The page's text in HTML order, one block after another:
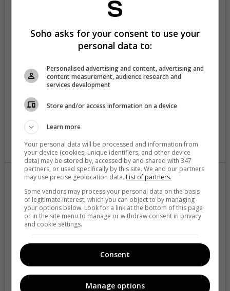
A post shared by ANDREA VALDIRI (@andreavaldirisos)
Soho asks for your consent to use your
personal data to:
Personalised advertising and content, advertising and
content measurement, audience research and
services development
Store and/or access information on a device
Learn more
Your personal data will be processed and information from
your device (cookies, unique identifiers, and other device
data) may be stored by, accessed by and shared with 347
partners, or used specifically by this site. We and our partners
may use precise geolocation data. List of partners.
Some vendors may process your personal data on the basis
of legitimate interest, which you can object to by managing
your options below. Look for a link at the bottom of this page
or in the site menu to manage or withdraw consent in privacy
and cookie settings.
Consent
Manage options